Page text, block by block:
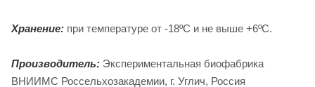
Хранение: при температуре от -18ºС и не выше +6ºС.
Производитель: Экспериментальная биофабрика
ВНИИМС Россельхозакадемии, г. Углич, Россия